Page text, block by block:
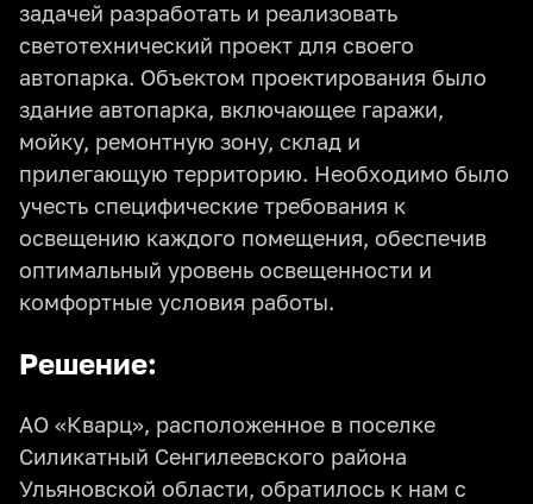
задачей разработать и реализовать
светотехнический проект для своего
автопарка. Объектом проектирования было
здание автопарка, включающее гаражи,
мойку, ремонтную зону, склад и
прилегающую территорию. Необходимо было
учесть специфические требования к
освещению каждого помещения, обеспечив
оптимальный уровень освещенности и
комфортные условия работы.
Решение:
АО «Кварц», расположенное в поселке
Силикатный Сенгилеевского района
Ульяновской области, обратилось к нам с